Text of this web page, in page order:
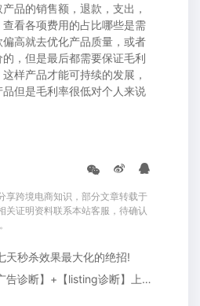
品的销售额，退款，支出，
看各项费用的占比哪些是需
高就去优化产品质量，或者
，但是最后都需要保证毛利
样产品才能可持续的发展，
但是毛利率很低对个人来说
享跨境电商知识，部分文章转载于
关证明资料联系本站客服，待确认
天秒杀效果最大化的绝招!
下一篇：重磅升级!【广告诊断】+【listing诊断】上线，为精细运营提效增收!